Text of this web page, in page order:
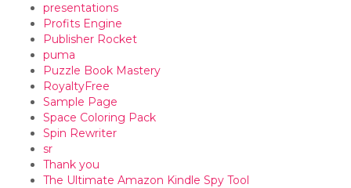
presentations
Profits Engine
Publisher Rocket
puma
Puzzle Book Mastery
RoyaltyFree
Sample Page
Space Coloring Pack
Spin Rewriter
sr
Thank you
The Ultimate Amazon Kindle Spy Tool